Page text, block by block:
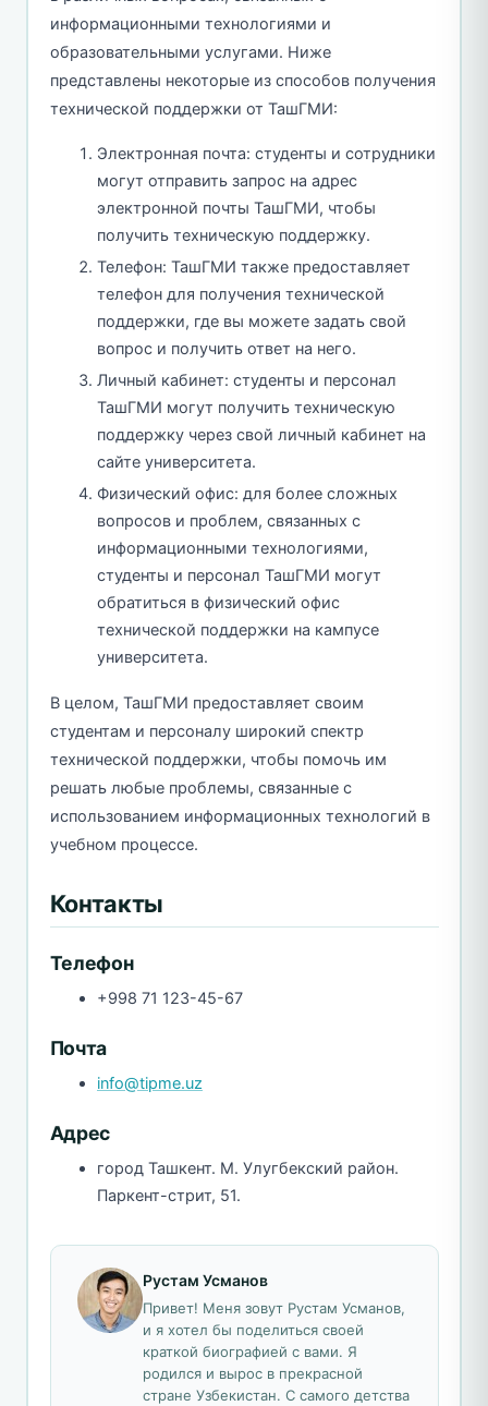
информационными технологиями и
образовательными услугами. Ниже
представлены некоторые из способов получения
технической поддержки от ТашГМИ:
Электронная почта: студенты и сотрудники
могут отправить запрос на адрес
электронной почты ТашГМИ, чтобы
получить техническую поддержку.
Телефон: ТашГМИ также предоставляет
телефон для получения технической
поддержки, где вы можете задать свой
вопрос и получить ответ на него.
Личный кабинет: студенты и персонал
ТашГМИ могут получить техническую
поддержку через свой личный кабинет на
сайте университета.
Физический офис: для более сложных
вопросов и проблем, связанных с
информационными технологиями,
студенты и персонал ТашГМИ могут
обратиться в физический офис
технической поддержки на кампусе
университета.
В целом, ТашГМИ предоставляет своим
студентам и персоналу широкий спектр
технической поддержки, чтобы помочь им
решать любые проблемы, связанные с
использованием информационных технологий в
учебном процессе.
Контакты
Телефон
+998 71 123-45-67
Почта
info@tipme.uz
Адрес
город Ташкент. М. Улугбекский район.
Паркент-стрит, 51.
Рустам Усманов
Привет! Меня зовут Рустам Усманов,
и я хотел бы поделиться своей
краткой биографией с вами. Я
родился и вырос в прекрасной
стране Узбекистан. С самого детства